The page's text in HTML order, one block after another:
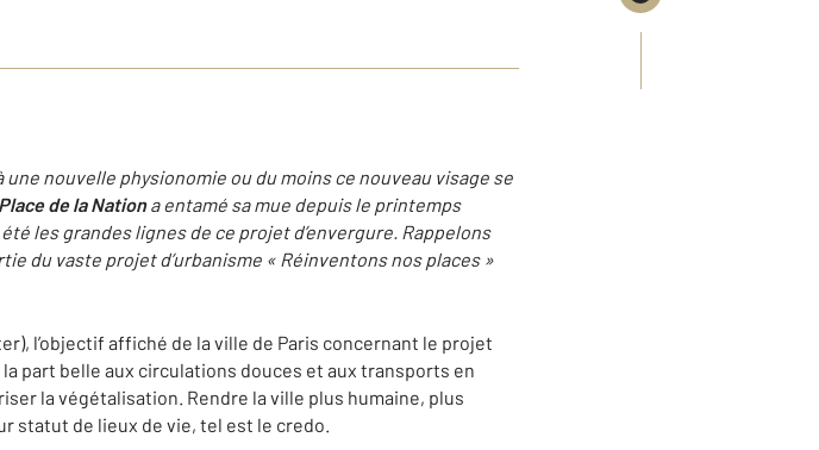
nouvelle physionomie ou du moins ce nouveau visage se
de la Nationa entamé sa mue depuis le printemps
les grandes lignes de ce projet d’envergure. Rappelons
du vaste projet d’urbanisme « Réinventons nos places »
l’objectif affiché de la ville de Paris concernant le projet
part belle aux circulations douces et aux transports en
la végétalisation. Rendre la ville plus humaine, plus
statut de lieux de vie, tel est le credo.